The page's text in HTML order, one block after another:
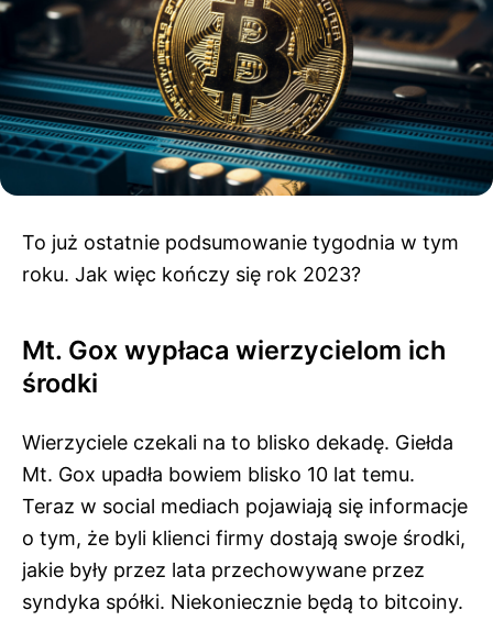
To już ostatnie podsumowanie tygodnia w tym
roku. Jak więc kończy się rok 2023?
Mt. Gox wypłaca wierzycielom ich
środki
Wierzyciele czekali na to blisko dekadę. Giełda
Mt. Gox upadła bowiem blisko 10 lat temu.
Teraz w social mediach pojawiają się informacje
o tym, że byli klienci firmy dostają swoje środki,
jakie były przez lata przechowywane przez
syndyka spółki. Niekoniecznie będą to bitcoiny.